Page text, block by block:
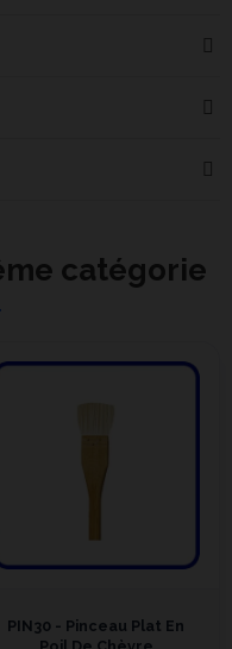
catégorie
PIN30 - Pinceau Plat En